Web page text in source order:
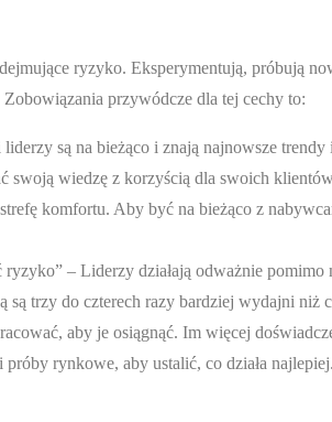
ryzyko. Eksperymentują, próbują
Zobowiązania przywódcze dla tej cechy to:
są na bieżąco i znają najnowsze
swoją wiedzę z korzyścią dla swoich
komfortu. Aby być na bieżąco z
– Liderzy działają odważnie
trzy do czterech razy bardziej wydajni niż
aby je osiągnąć. Im więcej
rynkowe, aby ustalić, co działa najlepiej.